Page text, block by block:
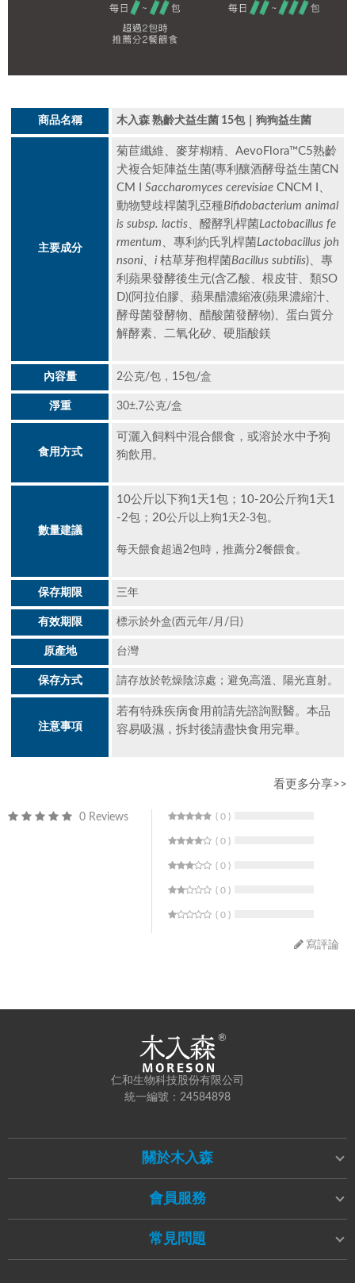
商品名稱 木入森 熟齡犬益生菌 15包｜狗狗益生菌
主要成分
菊苣纖維、麥芽糊精、AevoFlora™C5熟齡
犬複合矩陣益生菌(專利釀酒酵母益生菌CN
CM I Saccharomyces cerevisiae CNCM I、
動物雙歧桿菌乳亞種Bifidobacterium animal
is subsp. lactis 、醱酵乳桿菌Lactobacillus fe
rmentum 、專利約氏乳桿菌Lactobacillus joh
nsoni
i 枯草芽孢桿菌Bacillus subtilis)、專
利蘋果發酵後生元(含乙酸、根皮苷、類SO
D)(阿拉伯膠、蘋果醋濃縮液(蘋果濃縮汁、
酵母菌發酵物、醋酸菌發酵物)、蛋白質分
解酵素、二氧化矽、硬脂酸鎂
內容量 2公克/包，15包/盒
淨重 30±.7公克/盒
食用方式
可灑入飼料中混合餵食，或溶於水中予狗
狗飲用 。
數量建議
10公斤以下狗1天1包；10-20公斤狗1天1
-2包；20公斤以上狗1天2-3包。
每天餵食超過2包時，推薦分2餐餵食。
保存期限 三年
有效期限 標示於外盒(西元年/月/日)
原產地 台灣
保存方式 請存放於乾燥陰涼處；避免高溫、陽光直射。
注意事項
若有特殊疾病食用前請先諮詢獸醫。本品
容易吸濕，拆封後請盡快食用完畢。
看更多分享>>
0 Reviews ( 0 )
( 0 )
( 0 )
( 0 )
( 0 )
寫評論
仁和生物科技股份有限公司
統一編號：24584898
關於木入森
會員服務
常見問題